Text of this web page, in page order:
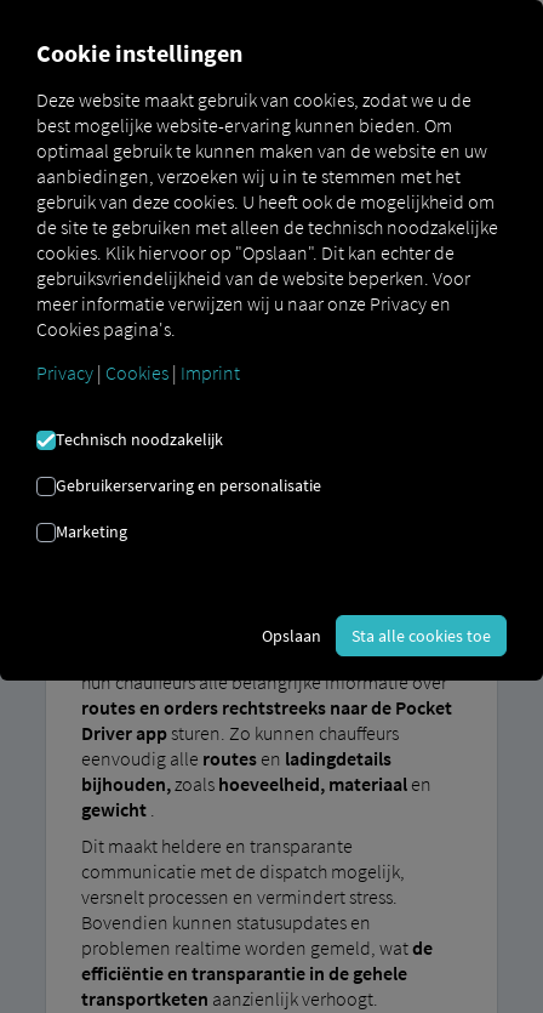
Marketplace Order Communication
ORDER
COMMUNICATION
Digitale bestuurderscommunicatie –
Met Order Communication Dispatchers kunnen
hun chauffeurs alle belangrijke informatie over
routes en orders rechtstreeks naar de Pocket
Driver appsturen. Zo kunnen chauffeurs
eenvoudig alle routesen ladingdetails
bijhouden,zoals hoeveelheid, materiaalen
gewicht.
Dit maakt heldere en transparante
communicatie met de dispatch mogelijk,
versnelt processen en vermindert stress.
Bovendien kunnen statusupdates en
problemen realtime worden gemeld, watde
efficiëntie en transparantie in de gehele
transportketen aanzienlijk verhoogt.
Cookie instellingen
Deze website maakt gebruik van cookies, zodat we u de
best mogelijke website-ervaring kunnen bieden. Om
optimaal gebruik te kunnen maken van de website en uw
aanbiedingen, verzoeken wij u in te stemmen met het
gebruik van deze cookies. U heeft ook de mogelijkheid om
de site te gebruiken met alleen de technisch noodzakelijke
cookies. Klik hiervoor op "Opslaan". Dit kan echter de
gebruiksvriendelijkheid van de website beperken. Voor
meer informatie verwijzen wij u naar onze Privacy en
Cookies pagina's.
Privacy | Cookies | Imprint
Technisch noodzakelijk
Gebruikerservaring en personalisatie
Marketing
Opslaan Sta alle cookies toe